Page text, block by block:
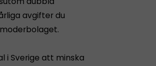
avgifter du
i Sverige att minska